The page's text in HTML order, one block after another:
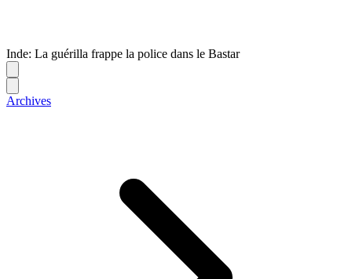
Inde: La guérilla frappe la police dans le Bastar
Archives